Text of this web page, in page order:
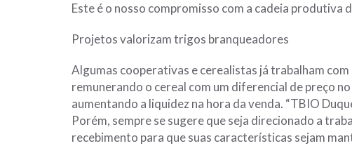
Este é o nosso compromisso com a cadeia produtiva
Projetos valorizam trigos branqueadores
Algumas cooperativas e cerealistas já trabalham
remunerando o cereal com um diferencial de preço
aumentando a liquidez na hora da venda. “TBIO
Porém, sempre se sugere que seja direcionado a
recebimento para que suas características sejam